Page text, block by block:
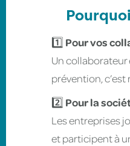
1️⃣ Pour vos
Un collaborateur
prévention,
2️⃣ Pour la
Les entreprises
et participent à